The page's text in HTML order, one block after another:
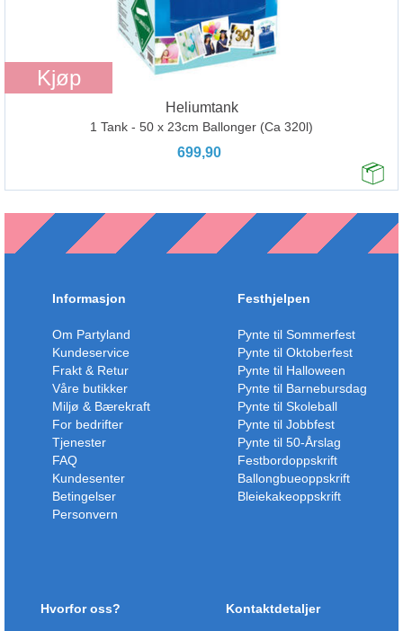
Kjøp
Heliumtank
1 Tank - 50 x 23cm Ballonger (Ca 320l)
699,90
Informasjon
Om Partyland
Kundeservice
Frakt & Retur
Våre butikker
Miljø & Bærekraft
For bedrifter
Tjenester
FAQ
Kundesenter
Betingelser
Personvern
Festhjelpen
Pynte til Sommerfest
Pynte til Oktoberfest
Pynte til Halloween
Pynte til Barnebursdag
Pynte til Skoleball
Pynte til Jobbfest
Pynte til 50-Årslag
Festbordoppskrift
Ballongbueoppskrift
Bleiekakeoppskrift
Hvorfor oss? Kontaktdetaljer